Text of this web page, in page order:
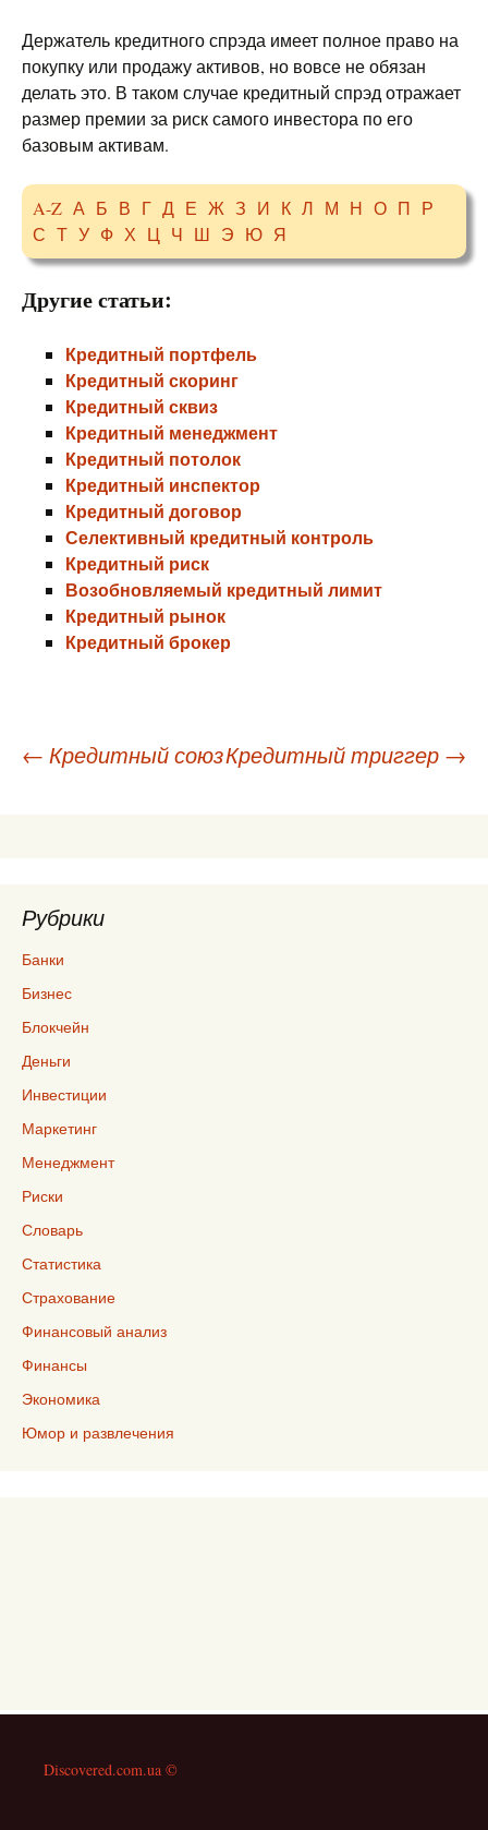
Держатель кредитного спрэда имеет полное право на
покупку или продажу активов, но вовсе не обязан
делать это. В таком случае кредитный спрэд отражает
размер премии за риск самого инвестора по его
базовым активам.
A-Z А Б В Г Д Е Ж З И К Л М Н О П Р
С Т У Ф Х Ц Ч Ш Э Ю Я
Другие статьи:
Кредитный портфель
Кредитный скоринг
Кредитный сквиз
Кредитный менеджмент
Кредитный потолок
Кредитный инспектор
Кредитный договор
Селективный кредитный контроль
Кредитный риск
Возобновляемый кредитный лимит
Кредитный рынок
Кредитный брокер
Навигация
← Кредитный союзКредитный триггер →
Рубрики
Банки
Бизнес
Блокчейн
Деньги
Инвестиции
Маркетинг
Менеджмент
Риски
Словарь
Статистика
Страхование
Финансовый анализ
Финансы
Экономика
Юмор и развлечения
Discovered.com.ua ©